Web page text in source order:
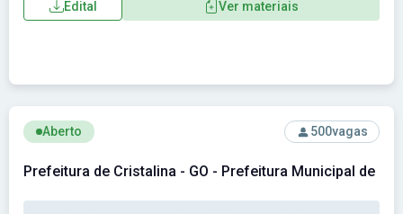
Edital Ver materiais
Ver concurso: Prefeitura de Cristalina - GO - Prefeitura
Aberto 500vagas
Prefeitura de Cristalina - GO - Prefeitura Municipal de